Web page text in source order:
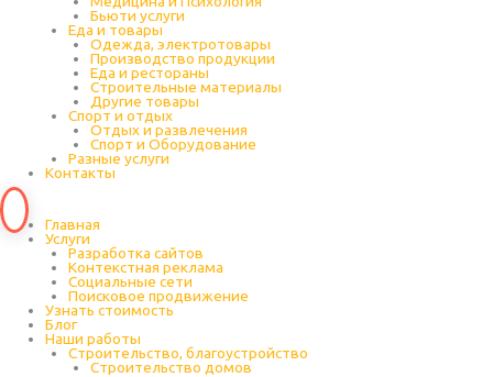
Бьюти услуги
Еда и товары
Одежда, электротовары
Производство продукции
Еда и рестораны
Строительные материалы
Другие товары
Спорт и отдых
Отдых и развлечения
Спорт и Оборудование
Разные услуги
Контакты
Главная
Услуги
Разработка сайтов
Контекстная реклама
Социальные сети
Поисковое продвижение
Узнать стоимость
Блог
Наши работы
Строительство, благоустройство
Строительство домов